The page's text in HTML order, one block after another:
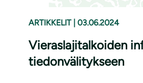
ARTIKKELIT 03.06.2024
Vieraslajitalkoiden
tiedonvälitykseen